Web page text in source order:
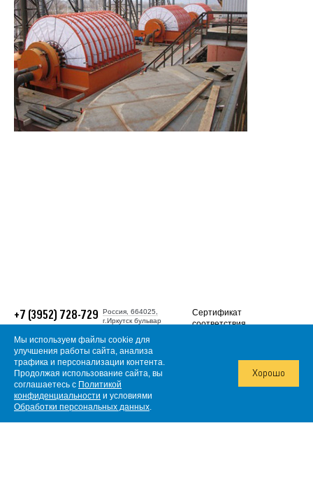
+7 (3952) 728-729
Многоканальный
Россия, 664025,
г.Иркутск бульвар
gold@irgiredmet.ru
© 2026, АО
«Иргиредмет»
Политика в отношении
обработки
персональных данных
Сертификат
соответствия
Наименование
предприятия
Комментарий
Отправить
Мы используем файлы cookie для
улучшения работы сайта, анализа
трафика и персонализации контента.
Продолжая использование сайта, вы
соглашаетесь с Политикой
конфиденциальности и условиями
Обработки персональных данных.
Хорошо